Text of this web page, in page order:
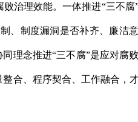
治理效能。一体推进“三不腐
、制度漏洞是否补齐、廉洁
理念推进“三不腐”是应对腐
合、程序契合、工作融合，